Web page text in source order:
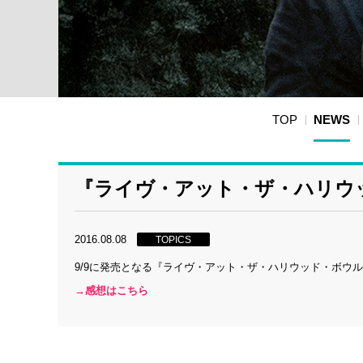
TOP NEWS
『ライヴ・アット・ザ・ハリ
2016.08.08 TOPICS
9/9に発売となる『ライヴ・アット・ザ・ハリウッド・ボウ
→感想はこちら